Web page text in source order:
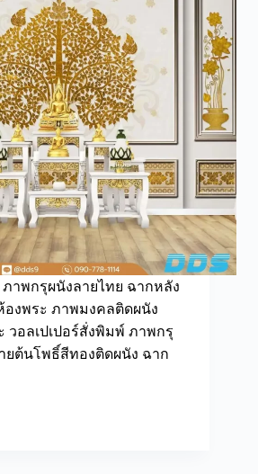
ภาพกรุผนังลายไทย ฉากหลัง
งพระ ภาพมงคลติดผนัง
วอลเปเปอร์สั่งพิมพ์ ภาพกรุ
ยต้นโพธิ์สีทองติดผนัง ฉาก